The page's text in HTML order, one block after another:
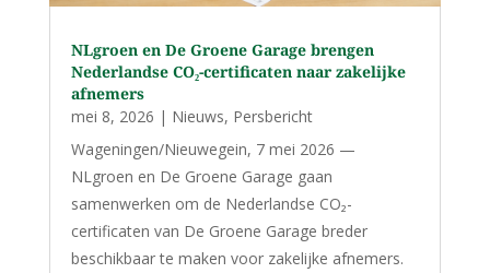
NLgroen en De Groene Garage brengen
Nederlandse CO₂-certificaten naar zakelijke
afnemers
mei 8, 2026 | Nieuws, Persbericht
Wageningen/Nieuwegein, 7 mei 2026 —
NLgroen en De Groene Garage gaan
samenwerken om de Nederlandse CO₂-
certificaten van De Groene Garage breder
beschikbaar te maken voor zakelijke afnemers.